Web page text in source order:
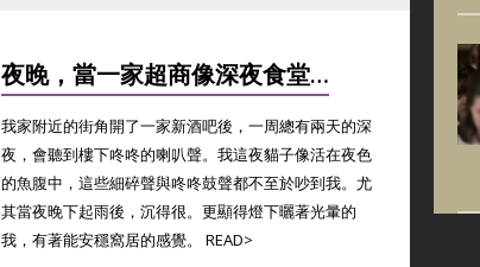
夜晚，當一家超商像深夜食堂…
我家附近的街角開了一家新酒吧後，一周總有兩天的深
夜，會聽到樓下咚咚的喇叭聲。我這夜貓子像活在夜色
的魚腹中，這些細碎聲與咚咚鼓聲都不至於吵到我。尤
其當夜晚下起雨後，沉得很。更顯得燈下曬著光暈的
我，有著能安穩窩居的感覺。 READ>